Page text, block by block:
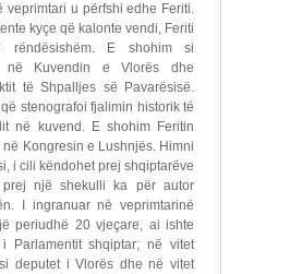
veprimtari u përfshi edhe Feriti.
kyçe që kalonte vendi, Feriti
rëndësishëm. E shohim si
në Kuvendin e Vlorës dhe
të Shpalljes së Pavarësisë.
që stenografoi fjalimin historik të
në kuvend. E shohim Feritin
në Kongresin e Lushnjës. Himni
i cili këndohet prej shqiptarëve
prej një shekulli ka për autor
I ingranuar në veprimtarinë
periudhë 20 vjeçare, ai ishte
i Parlamentit shqiptar; në vitet
deputet i Vlorës dhe në vitet